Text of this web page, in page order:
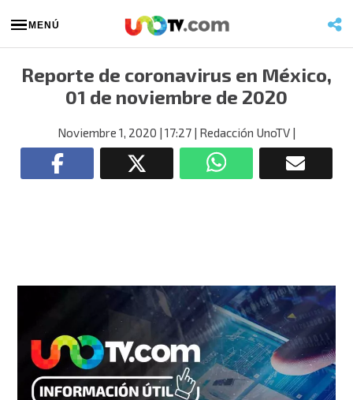
MENÚ
Reporte de coronavirus en México,
01 de noviembre de 2020
Noviembre 1, 2020 | 17:27 | Redacción UnoTV |